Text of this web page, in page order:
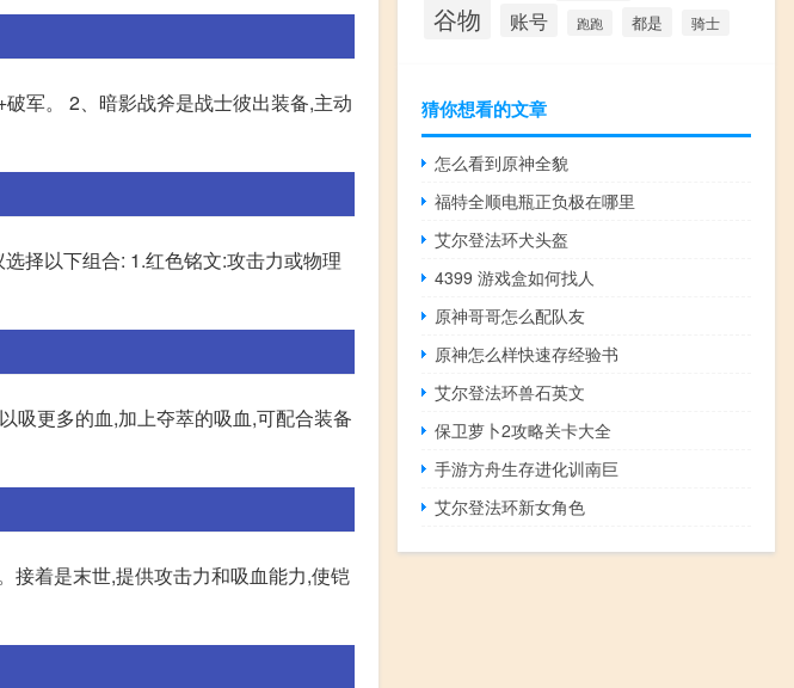
军。 2、暗影战斧是战士彼出装备,主动
择以下组合: 1.红色铭文:攻击力或物理
吸更多的血,加上夺萃的吸血,可配合装备
接着是末世,提供攻击力和吸血能力,使铠
谷物 账号 跑跑 都是 骑士
猜你想看的文章
怎么看到原神全貌
福特全顺电瓶正负极在哪里
艾尔登法环犬头盔
4399 游戏盒如何找人
原神哥哥怎么配队友
原神怎么样快速存经验书
艾尔登法环兽石英文
保卫萝卜2攻略关卡大全
手游方舟生存进化训南巨
艾尔登法环新女角色